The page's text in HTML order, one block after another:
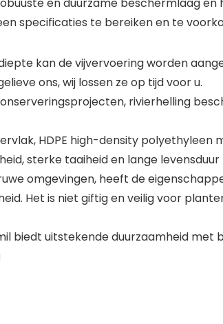
specificaties te bereiken en te
kan de vijvervoering worden
ons, wij lossen ze op tijd voor u.
rivierhelling
HDPE high-density polyethyleen
sterke taaiheid en lange levensduur
omgevingen, heeft de
Het is niet giftig en veilig voor
biedt uitstekende duurzaamheid